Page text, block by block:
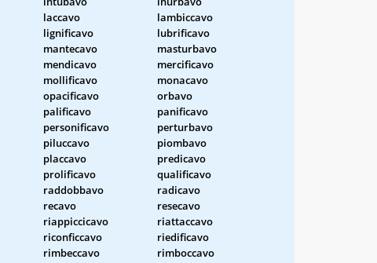
laccavo
lambiccavo
lignificavo
lubrificavo
mantecavo
masturbavo
mendicavo
mercificavo
mollificavo
monacavo
opacificavo
orbavo
palificavo
panificavo
personificavo
perturbavo
piluccavo
piombavo
placcavo
predicavo
prolificavo
qualificavo
raddobbavo
radicavo
recavo
resecavo
riappiccicavo
riattaccavo
riconficcavo
riedificavo
rimbeccavo
rimboccavo